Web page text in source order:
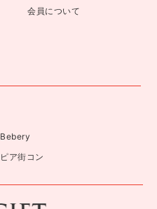
会員について
Bebery
ピア街コン